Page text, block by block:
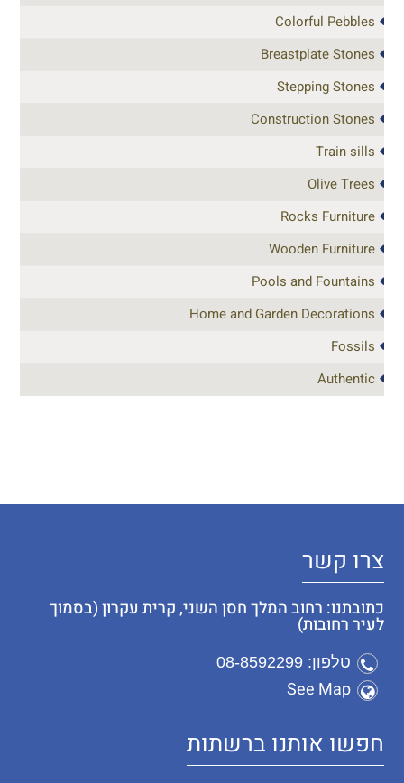
Colorful Pebbles
Breastplate Stones
Stepping Stones
Construction Stones
Train sills
Olive Trees
Rocks Furniture
Wooden Furniture
Pools and Fountains
Home and Garden Decorations
Fossils
Authentic
צרו קשר
כתובתנו: רחוב המלך חסן השני, קרית עקרון (בסמוך
לעיר רחובות)
טלפון: 08-8592299
See Map
חפשו אותנו ברשתות